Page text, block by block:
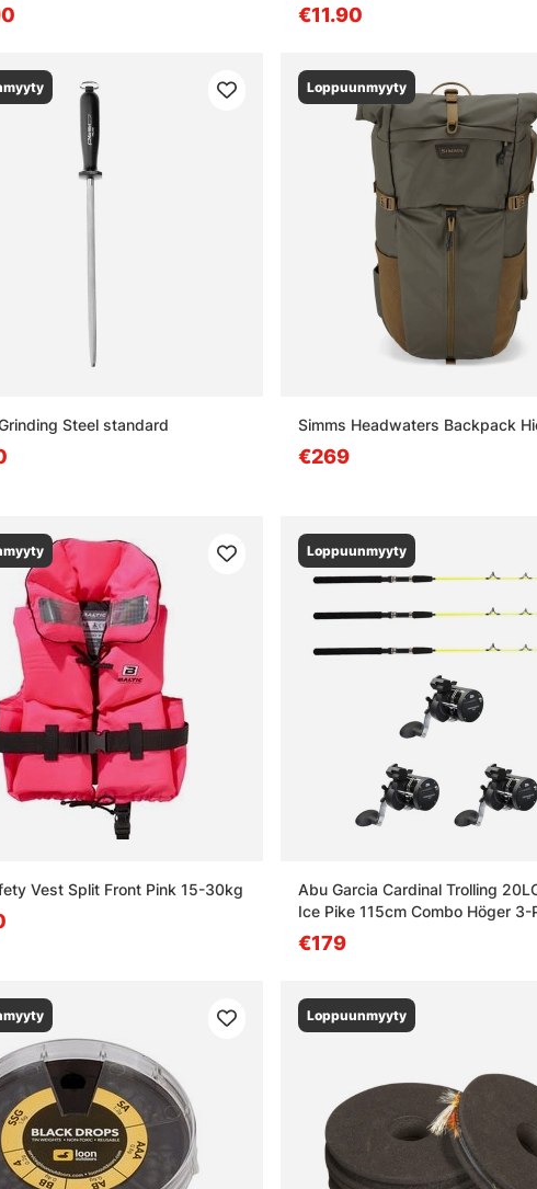
€11.90
Steel standard
Loppuunmyyty
Simms Headwaters Backpack
€269
Vest Split Front Pink 15-30kg
Loppuunmyyty
Abu Garcia Cardinal Trolling
Ice Pike 115cm Combo Höger 3-
€179
Loppuunmyyty